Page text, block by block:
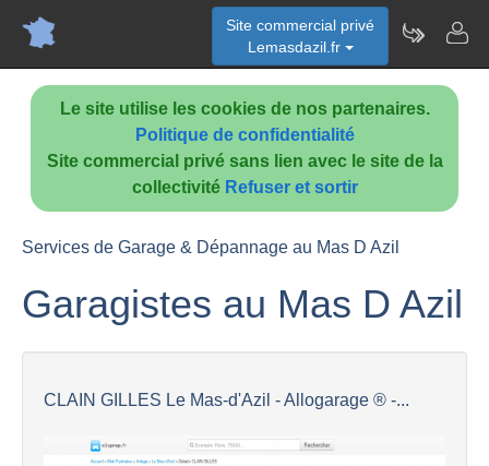
Le site utilise les cookies de nos partenaires.
Politique de confidentialité
Site commercial privé sans lien avec le site de la
collectivité Refuser et sortir
Site commercial privé
Lemasdazil.fr
Services de Garage & Dépannage au Mas D Azil
Garagistes au Mas D Azil
CLAIN GILLES Le Mas-d'Azil - Allogarage ® -...